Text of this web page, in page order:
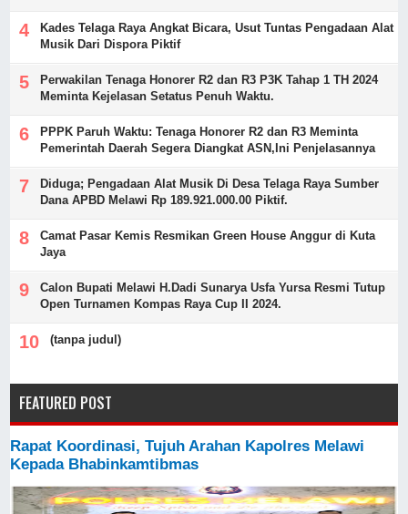
Kades Telaga Raya Angkat Bicara, Usut Tuntas Pengadaan Alat
Musik Dari Dispora Piktif
Perwakilan Tenaga Honorer R2 dan R3 P3K Tahap 1 TH 2024
Meminta Kejelasan Setatus Penuh Waktu.
PPPK Paruh Waktu: Tenaga Honorer R2 dan R3 Meminta
Pemerintah Daerah Segera Diangkat ASN,Ini Penjelasannya
Diduga; Pengadaan Alat Musik Di Desa Telaga Raya Sumber
Dana APBD Melawi Rp 189.921.000.00 Piktif.
Camat Pasar Kemis Resmikan Green House Anggur di Kuta
Jaya
Calon Bupati Melawi H.Dadi Sunarya Usfa Yursa Resmi Tutup
Open Turnamen Kompas Raya Cup II 2024.
(tanpa judul)
FEATURED POST
Rapat Koordinasi, Tujuh Arahan Kapolres Melawi
Kepada Bhabinkamtibmas